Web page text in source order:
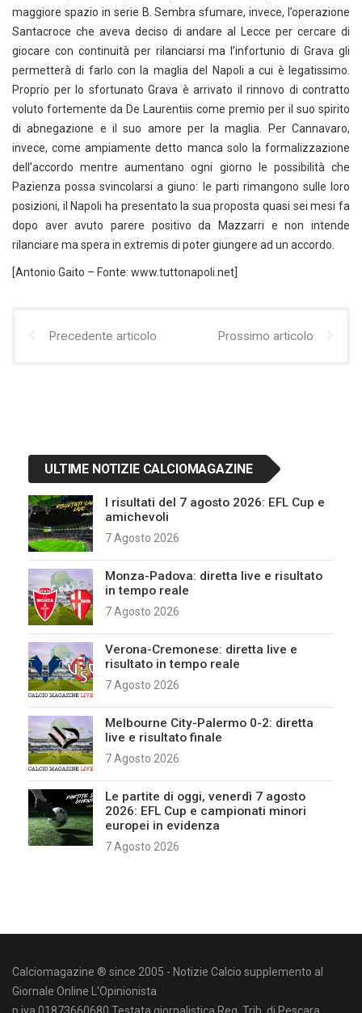
maggiore spazio in serie B. Sembra sfumare, invece, l’operazione
Santacroce che aveva deciso di andare al Lecce per cercare di
giocare con continuità per rilanciarsi ma l’infortunio di Grava gli
permetterà di farlo con la maglia del Napoli a cui è legatissimo.
Proprio per lo sfortunato Grava è arrivato il rinnovo di contratto
voluto fortemente da De Laurentiis come premio per il suo spirito
di abnegazione e il suo amore per la maglia. Per Cannavaro,
invece, come ampiamente detto manca solo la formalizzazione
dell’accordo mentre aumentano ogni giorno le possibilità che
Pazienza possa svincolarsi a giuno: le parti rimangono sulle loro
posizioni, il Napoli ha presentato la sua proposta quasi sei mesi fa
dopo aver avuto parere positivo da Mazzarri e non intende
rilanciare ma spera in extremis di poter giungere ad un accordo.
[Antonio Gaito – Fonte: www.tuttonapoli.net]
Precedente articolo Prossimo articolo
ULTIME NOTIZIE CALCIOMAGAZINE
I risultati del 7 agosto 2026: EFL Cup e
amichevoli
7 Agosto 2026
Monza-Padova: diretta live e risultato
in tempo reale
7 Agosto 2026
Verona-Cremonese: diretta live e
risultato in tempo reale
7 Agosto 2026
Melbourne City-Palermo 0-2: diretta
live e risultato finale
7 Agosto 2026
Le partite di oggi, venerdì 7 agosto
2026: EFL Cup e campionati minori
europei in evidenza
7 Agosto 2026
Calciomagazine ® since 2005 - Notizie Calcio supplemento al
Giornale Online L'Opinionista